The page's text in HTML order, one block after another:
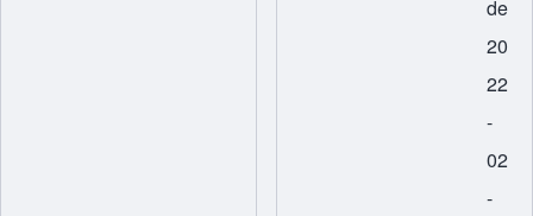
de
20
22
-
02
-